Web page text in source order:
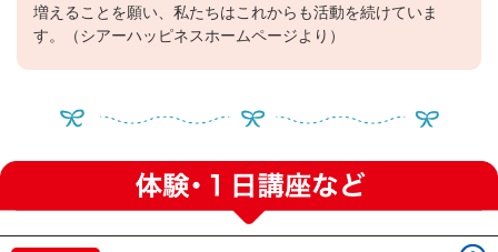
増えることを願い、私たちはこれからも活動を続けていま
す。（シアーハッピネスホームページより）